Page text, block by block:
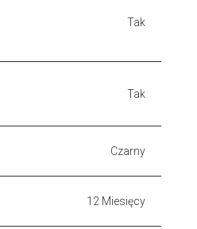
Tak
Tak
Czarny
12 Miesięcy